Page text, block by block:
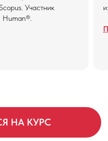
Участник
Human®.